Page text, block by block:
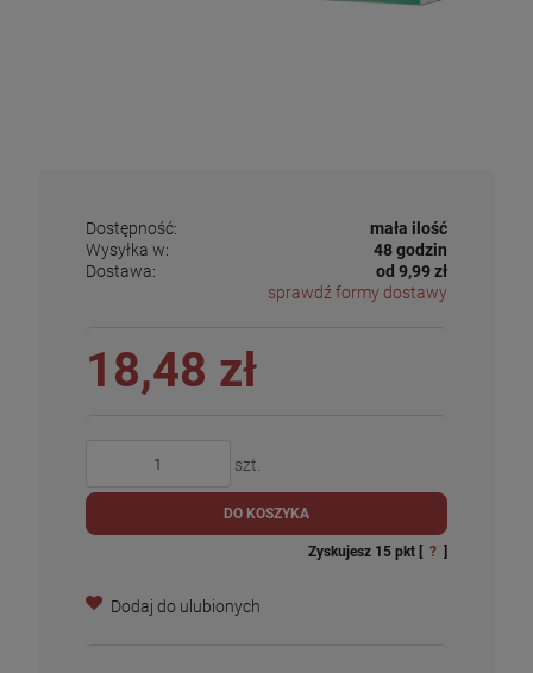
Dostępność:
mała ilość
Wysyłka w:
48 godzin
Dostawa:
od 9,99 zł
sprawdź formy dostawy
18,48 zł
szt.
DO KOSZYKA
Zyskujesz 15 pkt [ ? ]
Dodaj do ulubionych